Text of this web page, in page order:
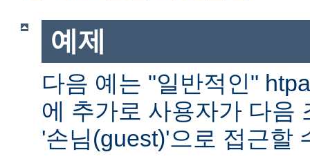
예제
다음 예는 "일반적인"
에 추가로 사용자가 다음
'손님(guest)'으로 접근할